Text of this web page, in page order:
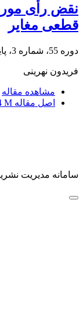
نقض رأی
قطعی مغایر
دوره 55، شماره 3، پاییز 1404، صفحه
فریدون نهرینی
مشاهده مقاله
اصل مقاله M
سامانه مدیریت